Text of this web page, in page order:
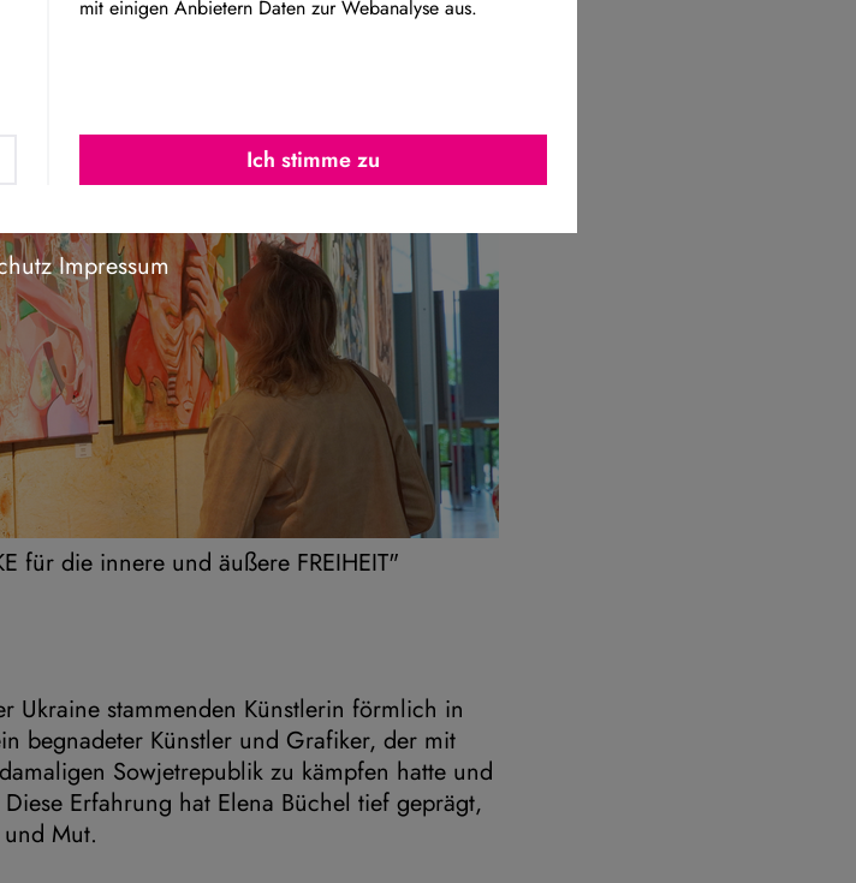
für die innere und äußere FREIHEIT"
Ukraine stammenden Künstlerin förmlich in
begnadeter Künstler und Grafiker, der mit
Sowjetrepublik zu kämpfen hatte und
Erfahrung hat Elena Büchel tief geprägt,
Mut.
mit einigen Anbietern Daten zur Webanalyse aus.
Google Maps Embed
Ich stimme zu
Impressum